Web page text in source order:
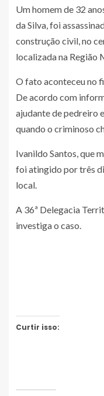
Um homem de 32
da Silva, foi
construção civil, no
localizada na Região
O fato aconteceu no
De acordo com
ajudante de pedreiro
quando o criminoso
Ivanildo Santos, que
foi atingido por três
local.
A 36ª Delegacia
investiga o caso.
Curtir isso: